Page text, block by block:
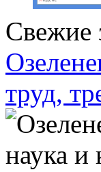
Свежие
труд,